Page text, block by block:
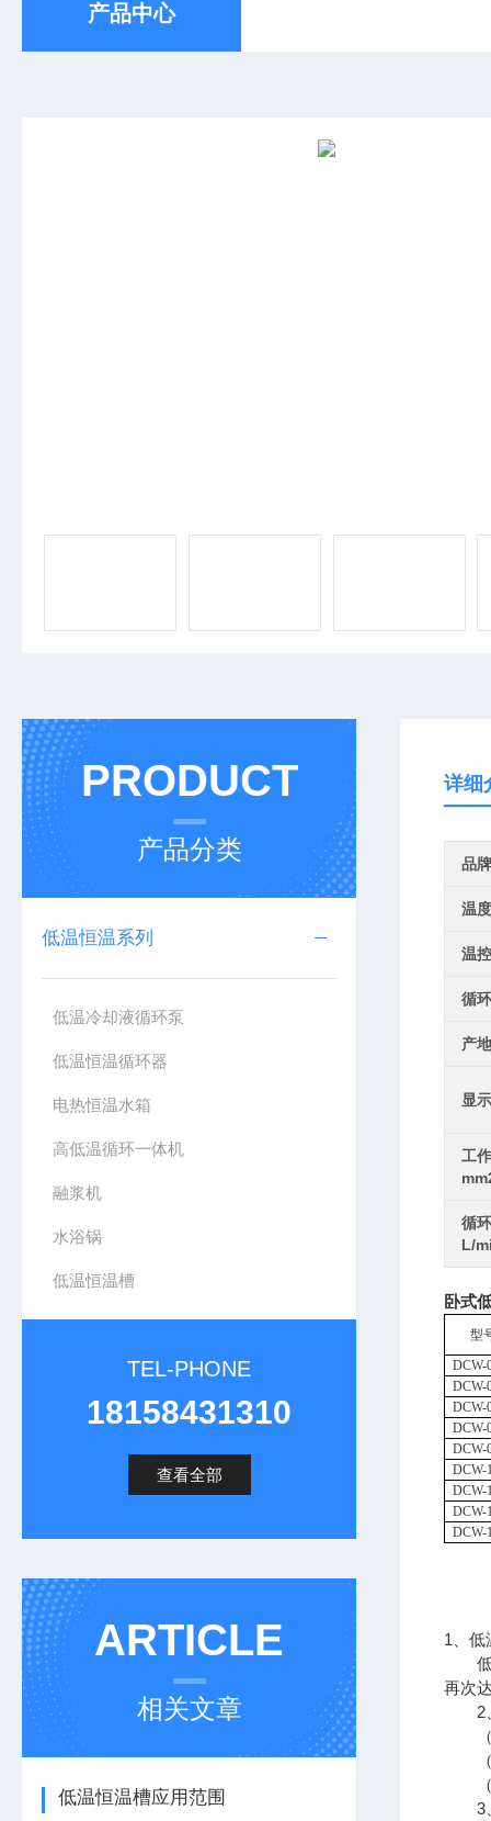
产品中心
PRODUCT
产品分类
低温恒温系列
低温冷却液循环泵
低温恒温循环器
电热恒温水箱
高低温循环一体机
融浆机
水浴锅
低温恒温槽
TEL-PHONE
18158431310
查看全部
ARTICLE
相关文章
低温恒温槽应用范围
详细
品牌
温
温
循
产
显
工
循
L/
卧式
型
DCW-
DCW-
DCW-
DCW-
DCW-
DCW-
DCW-
DCW-
DCW-
1、低
低温
再次
2、
（1
（2
（3
3、